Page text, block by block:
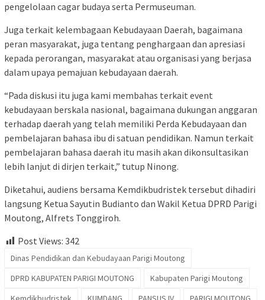
pengelolaan cagar budaya serta Permuseuman.
Juga terkait kelembagaan Kebudayaan Daerah, bagaimana
peran masyarakat, juga tentang penghargaan dan apresiasi
kepada perorangan, masyarakat atau organisasi yang berjasa
dalam upaya pemajuan kebudayaan daerah.
“Pada diskusi itu juga kami membahas terkait event
kebudayaan berskala nasional, bagaimana dukungan anggaran
terhadap daerah yang telah memiliki Perda Kebudayaan dan
pembelajaran bahasa ibu di satuan pendidikan. Namun terkait
pembelajaran bahasa daerah itu masih akan dikonsultasikan
lebih lanjut di dirjen terkait,” tutup Ninong.
Diketahui, audiens bersama Kemdikbudristek tersebut dihadiri
langsung Ketua Sayutin Budianto dan Wakil Ketua DPRD Parigi
Moutong, Alfrets Tonggiroh.
Post Views: 342
Dinas Pendidikan dan Kebudayaan Parigi Moutong
DPRD KABUPATEN PARIGI MOUTONG
Kabupaten Parigi Moutong